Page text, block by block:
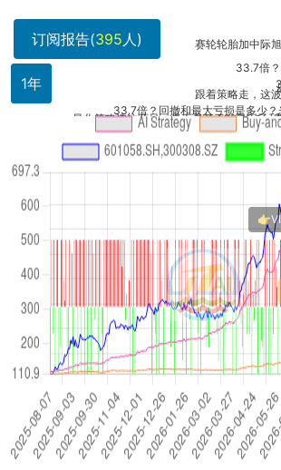
订阅报告(395人)
1年
33.7倍？回撤
我看了
33.7倍？回撤和最大亏损是多少？光看
从技术
跟着策略走，这波确实
33.7
量化策略选这两只，是不是基于动量因子和行业
赛轮轮胎加中际旭创，